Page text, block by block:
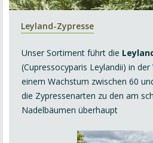
Leyland-Zypresse
Unser Sortiment führt die
(Cupressocyparis Leylandii) in der
einem Wachstum zwischen 60
die Zypressenarten zu den am
Nadelbäumen überhaupt